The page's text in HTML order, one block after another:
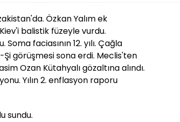
Özkan Yalım ek
balistik füzeyle vurdu.
faciasının 12. yılı. Çağla
görüşmesi sona erdi. Meclis'ten
Ozan Kütahyalı gözaltına alındı.
Yılın 2. enflasyon raporu
sundu.